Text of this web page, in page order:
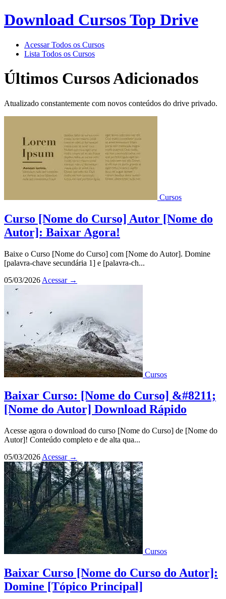
Download Cursos Top Drive
Acessar Todos os Cursos
Lista Todos os Cursos
Últimos Cursos Adicionados
Atualizado constantemente com novos conteúdos do drive privado.
Cursos
Curso [Nome do Curso] Autor [Nome do
Autor]: Baixar Agora!
Baixe o Curso [Nome do Curso] com [Nome do Autor]. Domine
[palavra-chave secundária 1] e [palavra-ch...
05/03/2026 Acessar →
Cursos
Baixar Curso: [Nome do Curso] &#8211;
[Nome do Autor] Download Rápido
Acesse agora o download do curso [Nome do Curso] de [Nome do
Autor]! Conteúdo completo e de alta qua...
05/03/2026 Acessar →
Cursos
Baixar Curso [Nome do Curso do Autor]:
Domine [Tópico Principal]